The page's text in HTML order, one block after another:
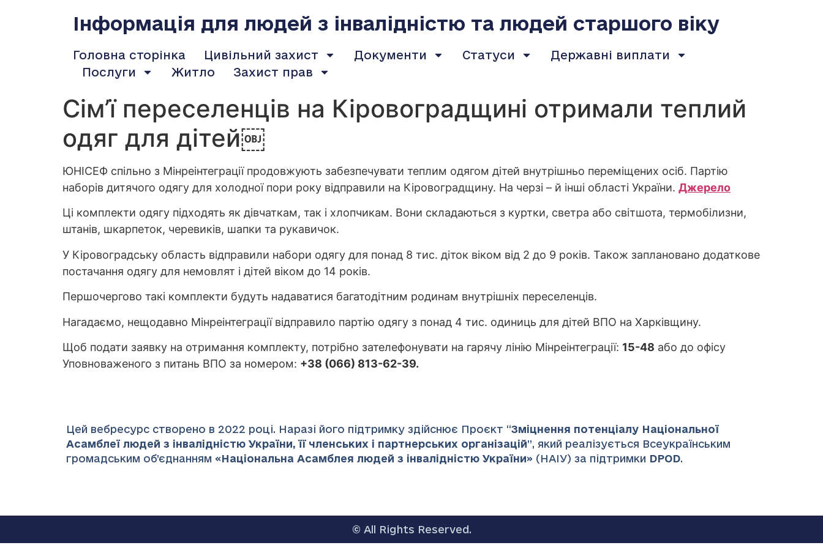
Інформація для людей з інвалідністю та людей старшого віку
Головна сторінка Цивільний захист Документи Статуси
Державні виплати
Послуги
Житло Захист прав
Сім’ї переселенців на Кіровоградщині отримали теплий
одяг для дітей￼
ЮНІСЕФ спільно з Мінреінтеграції продовжують забезпечувати теплим одягом дітей внутрішньо переміщених осіб. Партію
наборів дитячого одягу для холодної пори року відправили на Кіровоградщину. На черзі – й інші області України. Джерело
Ці комплекти одягу підходять як дівчаткам, так і хлопчикам. Вони складаються з куртки, светра або світшота, термобілизни,
штанів, шкарпеток, черевиків, шапки та рукавичок.
У Кіровоградську область відправили набори одягу для понад 8 тис. діток віком від 2 до 9 років. Також заплановано додаткове
постачання одягу для немовлят і дітей віком до 14 років.
Першочергово такі комплекти будуть надаватися багатодітним родинам внутрішніх переселенців.
Нагадаємо, нещодавно Мінреінтеграції відправило партію одягу з понад 4 тис. одиниць для дітей ВПО на Харківщину.
Щоб подати заявку на отримання комплекту, потрібно зателефонувати на гарячу лінію Мінреінтеграції: 15-48 або до офісу
Уповноваженого з питань ВПО за номером: +38 (066) 813-62-39.
Цей вебресурс створено в 2022 році. Наразі його підтримку здійснює Проєкт “Зміцнення потенціалу Національної
Асамблеї людей з інвалідністю України, її членських і партнерських організацій”, який реалізується Всеукраїнським
громадським об’єднанням «Національна Асамблея людей з інвалідністю України» (НАІУ) за підтримки DPOD.
© All Rights Reserved.